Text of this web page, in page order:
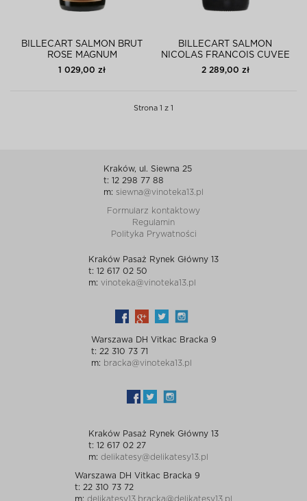
BILLECART SALMON BRUT
ROSE MAGNUM
1 029,00 zł
BILLECART SALMON
NICOLAS FRANCOIS CUVEE
BRUT 2008 MAGNUM
2 289,00 zł
Strona 1 z 1
Kraków, ul. Siewna 25
t: 12 298 77 88
m: siewna@vinoteka13.pl
Formularz kontaktowy
Regulamin
Polityka Prywatności
Kraków Pasaż Rynek Główny 13
t: 12 617 02 50
m: vinoteka@vinoteka13.pl
Warszawa DH Vitkac Bracka 9
t: 22 310 73 71
m: bracka@vinoteka13.pl
Kraków Pasaż Rynek Główny 13
t: 12 617 02 27
m: delikatesy@delikatesy13.pl
Warszawa DH Vitkac Bracka 9
t: 22 310 73 72
m: delikatesy13.bracka@delikatesy13.pl